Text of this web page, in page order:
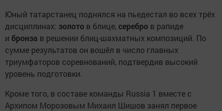
Юный татарстанец поднялся на пьедестал во всех трёх
дисциплинах: золото в блице,серебро в рапиде
и бронза в решении блиц-шахматных композиций. По
сумме результатов он вошёл в число главных
триумфаторов соревнований, подтвердив высокий
уровень подготовки.
Кроме того, в составе команды Russia 1 вместе с
Архипом Морозовым Михаил Шишов занял первое